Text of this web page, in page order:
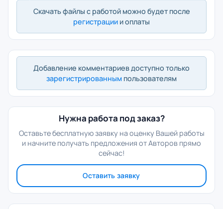
Скачать файлы с работой можно будет после
регистрации и оплаты
Добавление комментариев доступно только
зарегистрированным пользователям
Нужна работа под заказ?
Оставьте бесплатную заявку на оценку Вашей работы
и начните получать предложения от Авторов прямо
сейчас!
Оставить заявку